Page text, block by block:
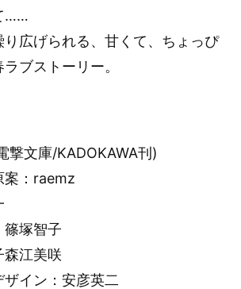
……
広げられる、甘くて、ちょっぴ
ブストーリー。
撃文庫/KADOKAWA刊)
案：raemz
篠塚智子
森江美咲
イン：安彦英二